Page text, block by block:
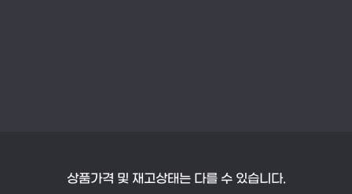
상품가격 및 재고상태는 다를 수 있습니다.